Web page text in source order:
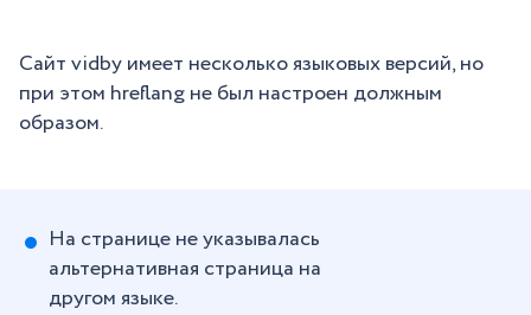
Сайт vidby имеет несколько языковых версий, но
при этом hreflang не был настроен должным
образом.
На странице не указывалась
альтернативная страница на
другом языке.